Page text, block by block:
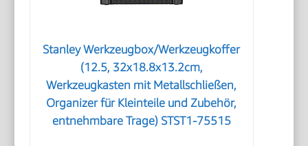
Stanley Werkzeugbox/Werkzeugkoffer
(12.5, 32x18.8x13.2cm,
Werkzeugkasten mit Metallschließen,
Organizer für Kleinteile und Zubehör,
entnehmbare Trage) STST1-75515